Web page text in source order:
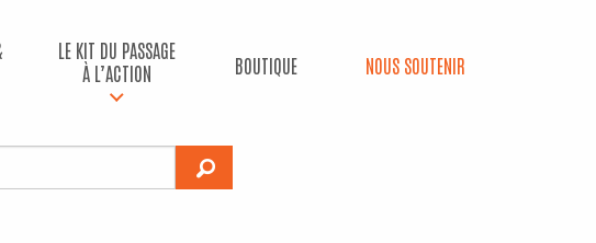
LE KIT DU PASSAGE
À L’ACTION
BOUTIQUE NOUS SOUTENIR